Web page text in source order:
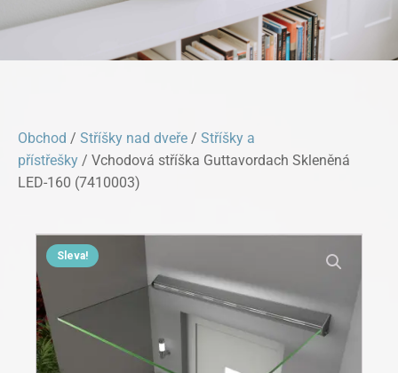
Obchod / Stříšky nad dveře / Stříšky a
přístřešky / Vchodová stříška Guttavordach Skleněná
LED-160 (7410003)
Sleva!